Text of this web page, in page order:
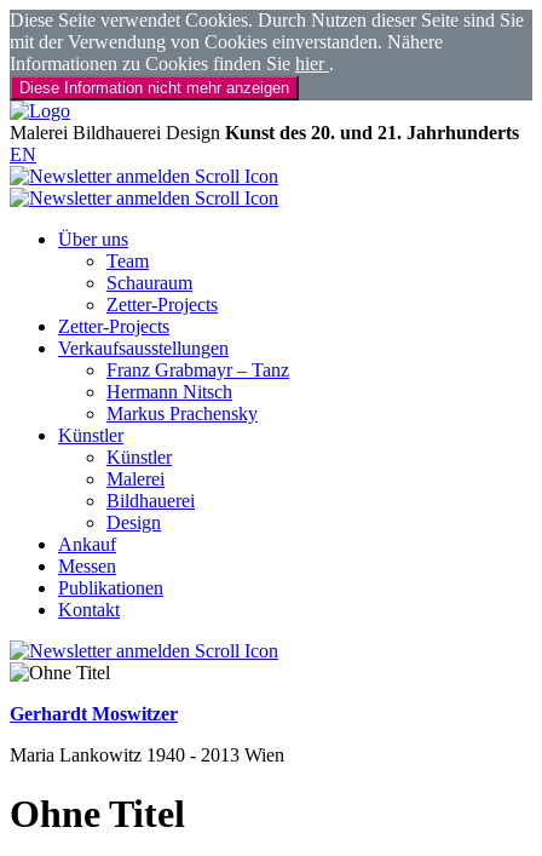
Diese Seite verwendet Cookies. Durch Nutzen dieser Seite sind Sie
mit der Verwendung von Cookies einverstanden. Nähere
Informationen zu Cookies finden Sie hier .
Diese Information nicht mehr anzeigen
Malerei Bildhauerei Design Kunst des 20. und 21. Jahrhunderts
EN
Über uns
Team
Schauraum
Zetter-Projects
Zetter-Projects
Verkaufsausstellungen
Franz Grabmayr – Tanz
Hermann Nitsch
Markus Prachensky
Künstler
Künstler
Malerei
Bildhauerei
Design
Ankauf
Messen
Publikationen
Kontakt
Gerhardt Moswitzer
Maria Lankowitz 1940 - 2013 Wien
Ohne Titel